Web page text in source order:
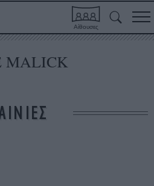
Αίθουσες
MALICK